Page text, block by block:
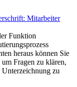
Mitarbeiter
Funktion
heraus können Sie
Fragen zu klären,
zu